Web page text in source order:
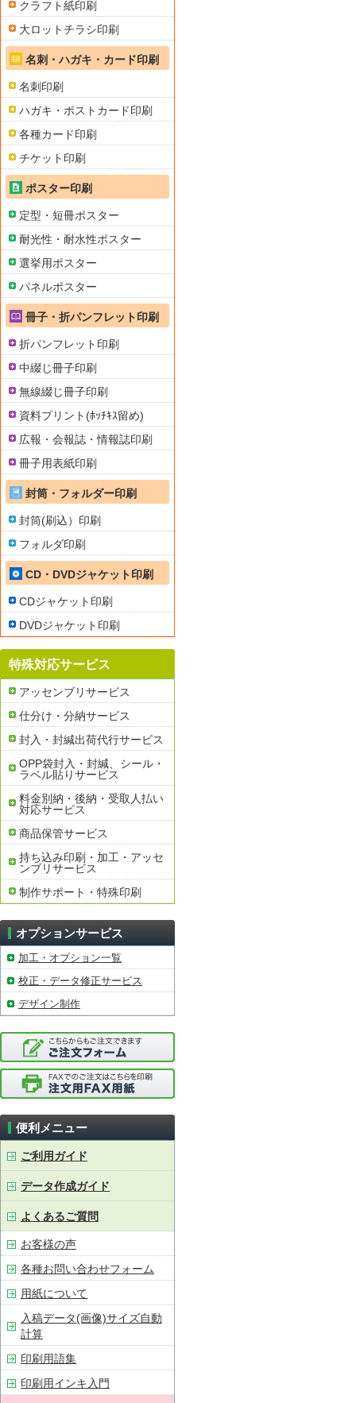
クラフト紙印刷
大ロットチラシ印刷
名刺・ハガキ・カード印刷
名刺印刷
ハガキ・ポストカード印刷
各種カード印刷
チケット印刷
ポスター印刷
定型・短冊ポスター
耐光性・耐水性ポスター
選挙用ポスター
パネルポスター
冊子・折パンフレット印刷
折パンフレット印刷
中綴じ冊子印刷
無線綴じ冊子印刷
資料プリント(ﾎｯﾁｷｽ留め)
広報・会報誌・情報誌印刷
冊子用表紙印刷
封筒・フォルダー印刷
封筒(刷込）印刷
フォルダ印刷
CD・DVDジャケット印刷
CDジャケット印刷
DVDジャケット印刷
特殊対応サービス
アッセンブリサービス
仕分け・分納サービス
封入・封緘出荷代行サービス
OPP袋封入・封緘、シール・
ラベル貼りサービス
料金別納・後納・受取人払い
対応サービス
商品保管サービス
持ち込み印刷・加工・アッセ
ンブリサービス
制作サポート・特殊印刷
オプションサービス
加工・オプション一覧
校正・データ修正サービス
デザイン制作
便利メニュー
ご利用ガイド
データ作成ガイド
よくあるご質問
お客様の声
各種お問い合わせフォーム
用紙について
入稿データ(画像)サイズ自動
計算
印刷用語集
印刷用インキ入門